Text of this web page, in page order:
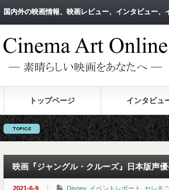
国内外の映画情報、映画レビュー、インタビュー
国内外の映画情報、映画レビュー、インタビュー
トップページ インタビュ
※現在サイト改修中
映画『ジャングル・クルーズ』日本版声
2021-6-9 Disney, イベントレポート セレモ